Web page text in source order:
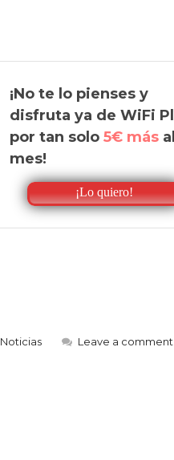
¡No te lo pienses y
disfruta ya de WiFi
por tan solo 5€ más al
mes!
¡Lo quiero!
Noticias Leave a comment